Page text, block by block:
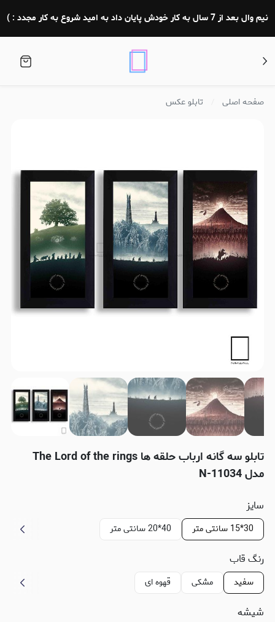
نیم وال بعد از 7 سال به کار خودش پایان داد به امید شروع به کار مجدد : )
صفحه اصلی تابلو عکس
تابلو سه گانه ارباب حلقه ها The Lord of the rings
مدل N-11034
سایز
30*15 سانتی متر 40*20 سانتی متر
رنگ قاب
سفید مشکی قهوه ای
شیشه